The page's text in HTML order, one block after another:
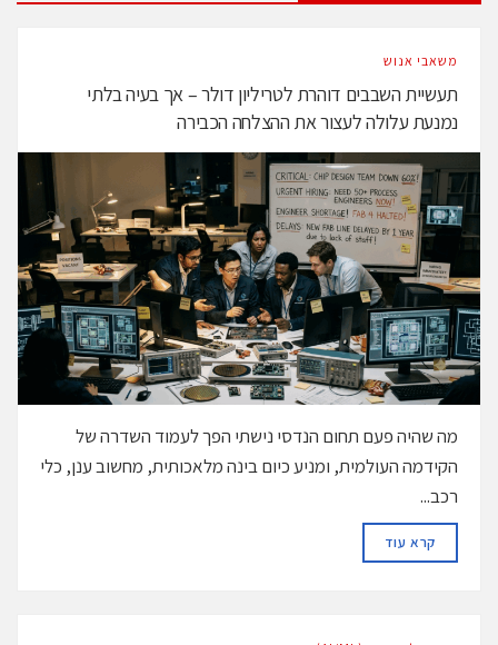
משאבי אנוש
תעשיית השבבים דוהרת לטריליון דולר – אך בעיה בלתי
נמנעת עלולה לעצור את ההצלחה הכבירה
מה שהיה פעם תחום הנדסי נישתי הפך לעמוד השדרה של
הקידמה העולמית, ומניע כיום בינה מלאכותית, מחשוב ענן, כלי
רכב...
קרא עודDETAILS